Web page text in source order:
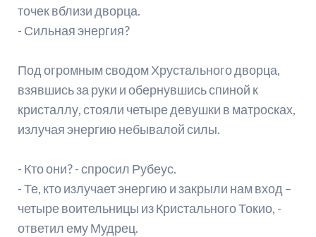
точек вблизи дворца.
- Сильная энергия?
Под огромным сводом Хрустального дворца,
взявшись за руки и обернувшись спиной к
кристаллу, стояли четыре девушки в матросках,
излучая энергию небывалой силы.
- Кто они? - спросил Рубеус.
- Те, кто излучает энергию и закрыли нам вход –
четыре воительницы из Кристального Токио, -
ответил ему Мудрец.